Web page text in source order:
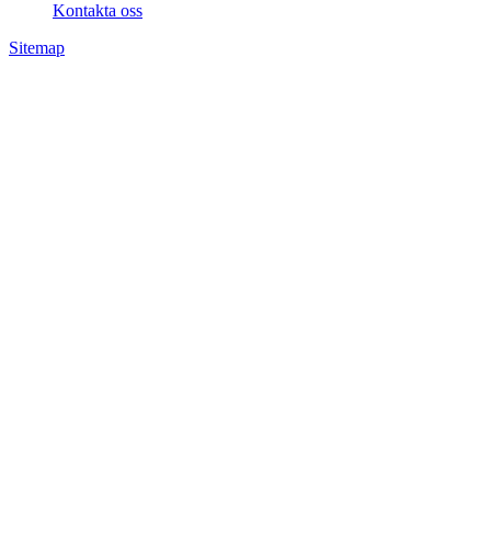
Kontakta oss
Sitemap